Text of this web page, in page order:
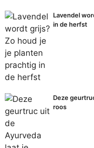
Lavendel
in de herfst
Deze
roos